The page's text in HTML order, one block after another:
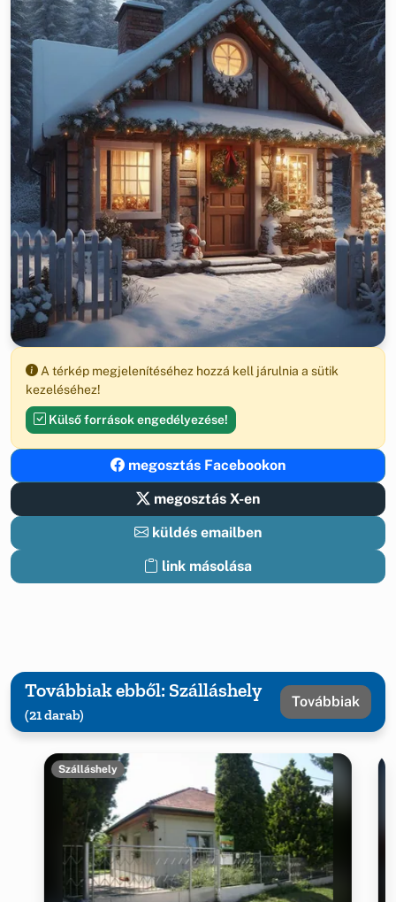
A térkép megjelenítéséhez hozzá kell járulnia a sütik
kezeléséhez!
Külső források engedélyezése!
megosztás Facebookon
megosztás X-en
küldés emailben
link másolása
Továbbiak ebből: Szálláshely
(21 darab)
Továbbiak
Szálláshely